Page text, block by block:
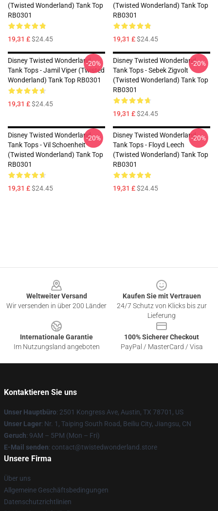
(Twisted Wonderland) Tank Top
RB0301
19,31 £$24.45
(Twisted Wonderland) Tank Top
RB0301
19,31 £$24.45
Disney Twisted Wonderland
Tank Tops - Jamil Viper (Twisted
Wonderland) Tank Top RB0301
19,31 £$24.45
-20%
Disney Twisted Wonderland
Tank Tops - Sebek Zigvolt
(Twisted Wonderland) Tank Top
RB0301
19,31 £$24.45
-20%
Disney Twisted Wonderland
Tank Tops - Vil Schoenheit
(Twisted Wonderland) Tank Top
RB0301
19,31 £$24.45
-20%
Disney Twisted Wonderland
Tank Tops - Floyd Leech
(Twisted Wonderland) Tank Top
RB0301
19,31 £$24.45
-20%
Weltweiter Versand
Wir versenden in über 200 Länder
Kaufen Sie mit Vertrauen
24/7 Schutz von Klicks bis zur
Lieferung
Internationale Garantie
Im Nutzungsland angeboten
100% Sicherer Checkout
PayPal / MasterCard / Visa
Kontaktieren Sie uns
Unser Hauptbüro: 2501 Kongress Ave, Austin, TX 78701, US
Unser Lager: Nr. 1, Taiping South Road, Beiliu City, Jiangsu, CN
Geruch: 9AM – 5PM (Mon – Fri)
E-Mail senden: contact@twistedwonderland.store
Unsere Firma
Über uns
Allgemeine Geschäftsbedingungen
Datenschutzrichtlinien